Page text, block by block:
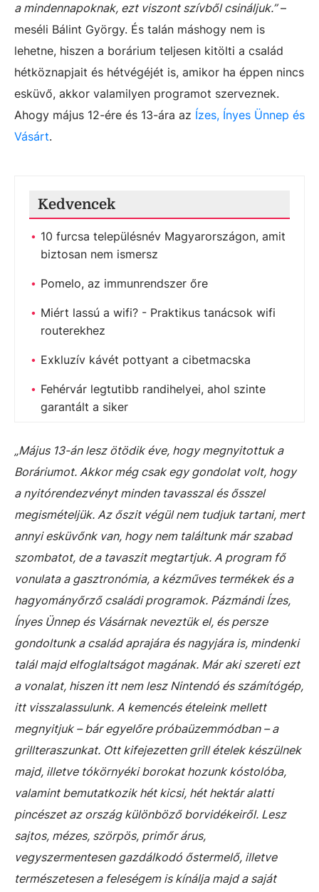
a mindennapoknak, ezt viszont szívből csináljuk.”–
meséli Bálint György. És talán máshogy nem is
lehetne, hiszen a borárium teljesen kitölti a család
hétköznapjait és hétvégéjét is, amikor ha éppen nincs
esküvő, akkor valamilyen programot szerveznek.
Ahogy május 12-ére és 13-ára az Ízes, Ínyes Ünnep és
Vásárt.
Kedvencek
10 furcsa településnév Magyarországon, amit
biztosan nem ismersz
Pomelo, az immunrendszer őre
Miért lassú a wifi? - Praktikus tanácsok wifi
routerekhez
Exkluzív kávét pottyant a cibetmacska
Fehérvár legtutibb randihelyei, ahol szinte
garantált a siker
„Május 13-án lesz ötödik éve, hogy megnyitottuk a
Boráriumot. Akkor még csak egy gondolat volt, hogy
a nyitórendezvényt minden tavasszal és ősszel
megismételjük. Az őszit végül nem tudjuk tartani, mert
annyi esküvőnk van, hogy nem találtunk már szabad
szombatot, de a tavaszit megtartjuk. A program fő
vonulata a gasztronómia, a kézműves termékek és a
hagyományőrző családi programok. Pázmándi Ízes,
Ínyes Ünnep és Vásárnak neveztük el, és persze
gondoltunk a család aprajára és nagyjára is, mindenki
talál majd elfoglaltságot magának. Már aki szereti ezt
a vonalat, hiszen itt nem lesz Nintendó és számítógép,
itt visszalassulunk. A kemencés ételeink mellett
megnyitjuk – bár egyelőre próbaüzemmódban – a
grillteraszunkat. Ott kifejezetten grill ételek készülnek
majd, illetve tókörnyéki borokat hozunk kóstolóba,
valamint bemutatkozik hét kicsi, hét hektár alatti
pincészet az ország különböző borvidékeiről. Lesz
sajtos, mézes, szörpös, primőr árus,
vegyszermentesen gazdálkodó őstermelő, illetve
természetesen a feleségem is kínálja majd a saját